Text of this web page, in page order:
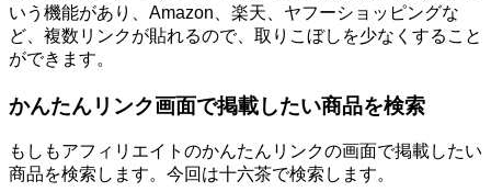
いう機能があり、Amazon、楽天、ヤフーショッピングな
ど、複数リンクが貼れるので、取りこぼしを少なくすること
ができます。
かんたんリンク画面で掲載したい商品を検索
もしもアフィリエイトのかんたんリンクの画面で掲載したい
商品を検索します。今回は十六茶で検索します。